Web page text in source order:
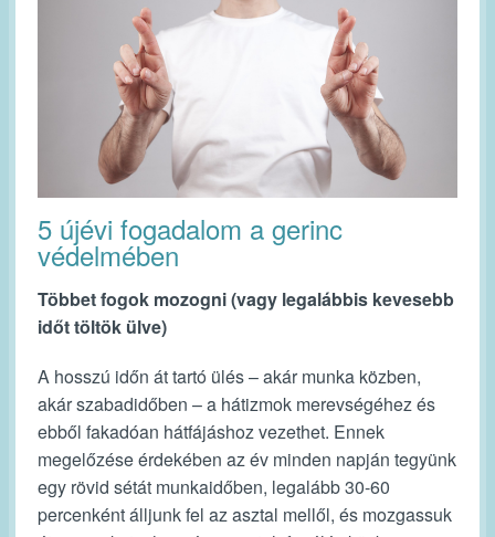
5 újévi fogadalom a gerinc
védelmében
Többet fogok mozogni (vagy legalábbis kevesebb
időt töltök ülve)
A hosszú időn át tartó ülés – akár munka közben,
akár szabadidőben – a hátizmok merevségéhez és
ebből fakadóan hátfájáshoz vezethet. Ennek
megelőzése érdekében az év minden napján tegyünk
egy rövid sétát munkaidőben, legalább 30-60
percenként álljunk fel az asztal mellől, és mozgassuk